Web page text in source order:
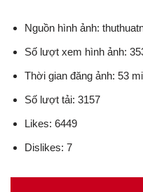
Nguồn hình ảnh:
Số lượt xem hình ảnh:
Thời gian đăng ảnh: 53
Số lượt tải: 3157
Likes: 6449
Dislikes: 7